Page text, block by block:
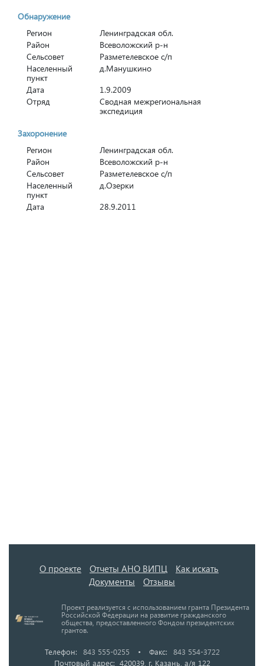
Обнаружение
Регион
Ленинградская обл.
Район
Всеволожский р-н
Сельсовет
Разметелевское с/п
Населенный
пункт
д.Манушкино
Дата
1.9.2009
Отряд
Сводная межрегиональная
экспедиция
Захоронение
Регион
Ленинградская обл.
Район
Всеволожский р-н
Сельсовет
Разметелевское с/п
Населенный
пункт
д.Озерки
Дата
28.9.2011
О проекте Отчеты АНО ВИПЦ
Как искать
Документы
Отзывы
Проект реализуется с использованием гранта Президента
Российской Федерации на развитие гражданского
общества, предоставленного Фондом президентских
грантов.
Телефон: 843 555-0255 • Факс:
843 554-3722
Почтовый адрес: 420039, г. Казань, а/я 122